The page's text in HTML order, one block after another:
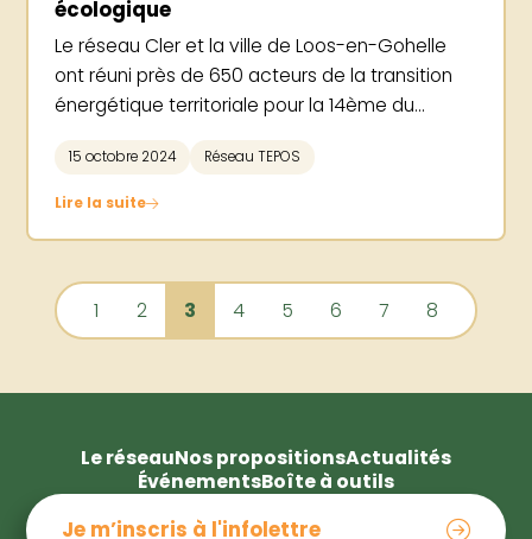
écologique
Le réseau Cler et la ville de Loos-en-Gohelle
ont réuni près de 650 acteurs de la transition
énergétique territoriale pour la 14ème du...
15 octobre 2024 Réseau TEPOS
Lire la suite
1 2 3 4 5 6 7 8
Le réseauNos propositionsActualités
ÉvénementsBoîte à outils
Je m’inscris à l'infolettre